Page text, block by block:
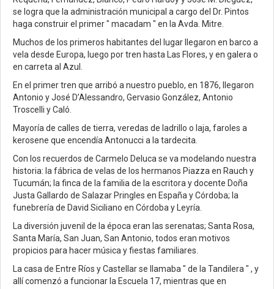
se logra que la administración municipal a cargo del Dr. Pintos
haga construir el primer " macadam " en la Avda. Mitre.
Muchos de los primeros habitantes del lugar llegaron en barco a
vela desde Europa, luego por tren hasta Las Flores, y en galera o
en carreta al Azul.
En el primer tren que arribó a nuestro pueblo, en 1876, llegaron
Antonio y José D’Alessandro, Gervasio González, Antonio
Troscelli y Caló.
Mayoría de calles de tierra, veredas de ladrillo o laja, faroles a
kerosene que encendía Antonucci a la tardecita.
Con los recuerdos de Carmelo Deluca se va modelando nuestra
historia: la fábrica de velas de los hermanos Piazza en Rauch y
Tucumán; la finca de la familia de la escritora y docente Doña
Justa Gallardo de Salazar Pringles en España y Córdoba; la
funebrería de David Siciliano en Córdoba y Leyría.
La diversión juvenil de la época eran las serenatas; Santa Rosa,
Santa María, San Juan, San Antonio, todos eran motivos
propicios para hacer música y fiestas familiares.
La casa de Entre Ríos y Castellar se llamaba " de la Tandilera " , y
allí comenzó a funcionar la Escuela 17, mientras que en